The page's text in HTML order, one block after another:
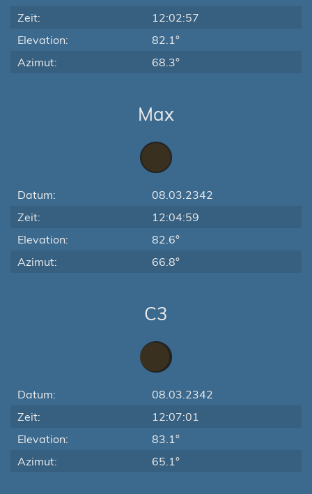
Zeit:
12:02:57
Elevation:
82.1°
Azimut:
68.3°
Max
Datum:
08.03.2342
Zeit:
12:04:59
Elevation:
82.6°
Azimut:
66.8°
C3
Datum:
08.03.2342
Zeit:
12:07:01
Elevation:
83.1°
Azimut:
65.1°